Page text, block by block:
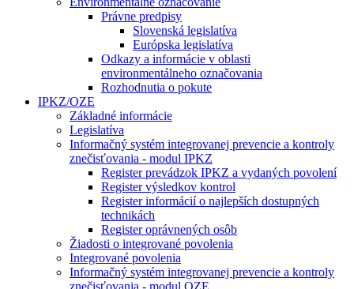
Právne predpisy
Slovenská legislatíva
Európska legislatíva
Odkazy a informácie v oblasti
environmentálneho označovania
Rozhodnutia o pokute
IPKZ/OZE
Základné informácie
Legislatíva
Informačný systém integrovanej prevencie a kontroly
znečisťovania - modul IPKZ
Register prevádzok IPKZ a vydaných povolení
Register výsledkov kontrol
Register informácií o najlepších dostupných
technikách
Register oprávnených osôb
Žiadosti o integrované povolenia
Integrované povolenia
Informačný systém integrovanej prevencie a kontroly
znečisťovania - modul OZE